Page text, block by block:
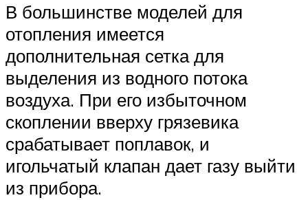
В большинстве моделей для
отопления имеется
дополнительная сетка для
выделения из водного потока
воздуха. При его избыточном
скоплении вверху грязевика
срабатывает поплавок, и
игольчатый клапан дает газу выйти
из прибора.